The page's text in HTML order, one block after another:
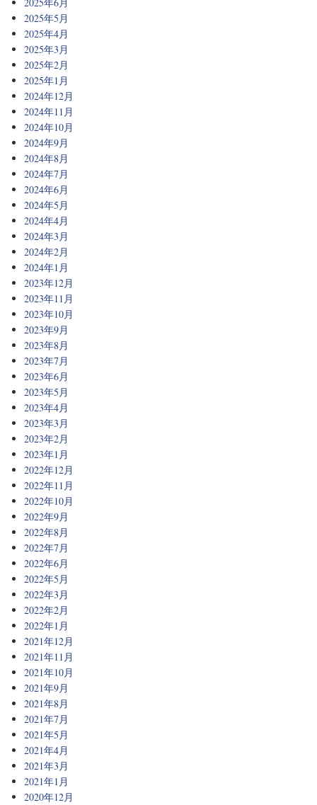
2025年6月
2025年5月
2025年4月
2025年3月
2025年2月
2025年1月
2024年12月
2024年11月
2024年10月
2024年9月
2024年8月
2024年7月
2024年6月
2024年5月
2024年4月
2024年3月
2024年2月
2024年1月
2023年12月
2023年11月
2023年10月
2023年9月
2023年8月
2023年7月
2023年6月
2023年5月
2023年4月
2023年3月
2023年2月
2023年1月
2022年12月
2022年11月
2022年10月
2022年9月
2022年8月
2022年7月
2022年6月
2022年5月
2022年3月
2022年2月
2022年1月
2021年12月
2021年11月
2021年10月
2021年9月
2021年8月
2021年7月
2021年5月
2021年4月
2021年3月
2021年1月
2020年12月